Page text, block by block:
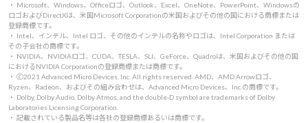
・ Microsoft、Windows、Officeロゴ、Outlook、Excel、OneNote、PowerPoint、Windowsの
ロゴおよびDirectXは、米国Microsoft Corporationの米国およびその他の国における商標または
登録商標です。
・ Intel、インテル、Intel ロゴ、その他のインテルの名称やロゴは、Intel Corporation または
その子会社の商標です。
・ NVIDIA、NVIDIAロゴ、CUDA、TESLA、SLI、GeForce、Quadroは、米国およびその他の国
におけるNVIDIA Corporationの登録商標または商標です。
・ 🄫2021 Advanced Micro Devices, Inc. All rights reserved. AMD、AMD Arrowロゴ、
Ryzen、Radeon、およびその組み合わせは、Advanced Micro Devices、Inc.の商標です。
・ Dolby, Dolby Audio, Dolby Atmos, and the double-D symbol are trademarks of Dolby
Laboratories Licensing Corporation.
・ 記載されている製品名等は各社の登録商標あるいは商標です。